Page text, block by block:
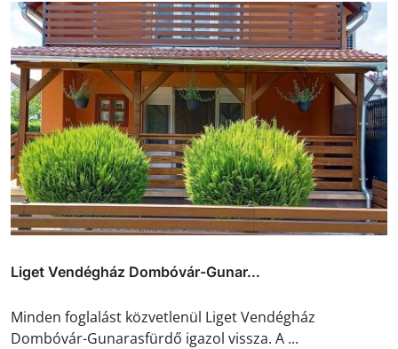
Liget Vendégház Dombóvár-Gunar...
Minden foglalást közvetlenül Liget Vendégház
Dombóvár-Gunarasfürdő igazol vissza. A ...